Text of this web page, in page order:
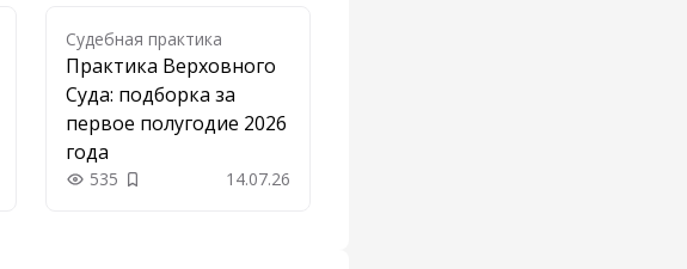
Судебная практика
Практика Верховного
Суда: подборка за
первое полугодие 2026
года
535 Добавить в закладки
14.07.26